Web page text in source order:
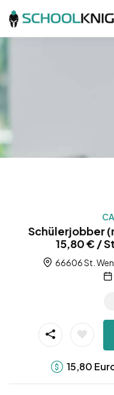
Schülerjobber
15,80 € /
66606 St.
15,80